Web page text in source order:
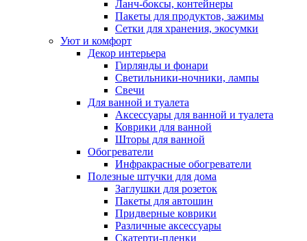
Ланч-боксы, контейнеры
Пакеты для продуктов, зажимы
Сетки для хранения, экосумки
Уют и комфорт
Декор интерьера
Гирлянды и фонари
Светильники-ночники, лампы
Свечи
Для ванной и туалета
Аксессуары для ванной и туалета
Коврики для ванной
Шторы для ванной
Обогреватели
Инфракрасные обогреватели
Полезные штучки для дома
Заглушки для розеток
Пакеты для автошин
Придверные коврики
Различные аксессуары
Скатерти-пленки